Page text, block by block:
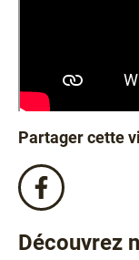
Partager cette
Partagez
cette
video
sur
Découvrez